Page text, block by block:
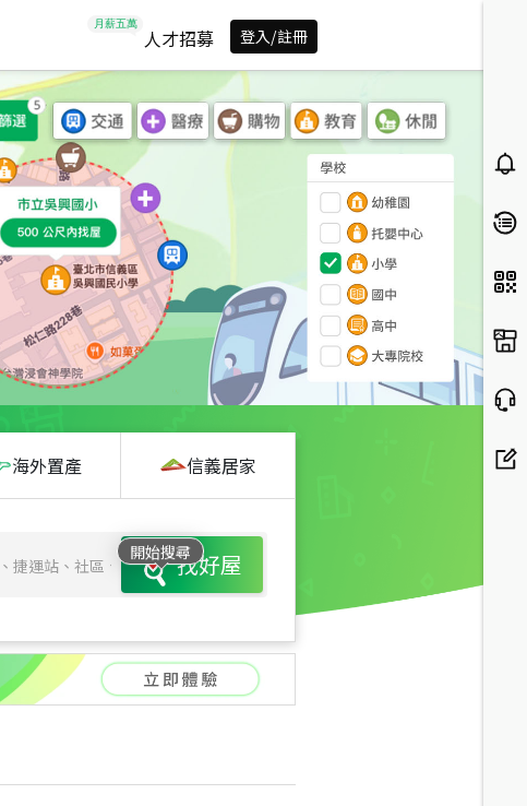
人才招募 登入/註冊
海外置產 信義居家
開始搜尋找好屋